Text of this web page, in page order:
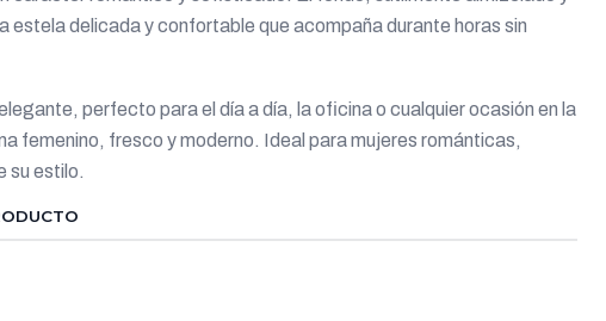
estela delicada y confortable que acompaña durante horas sin
perfecto para el día a día, la oficina o cualquier ocasión en la
femenino, fresco y moderno. Ideal para mujeres románticas,
su estilo.